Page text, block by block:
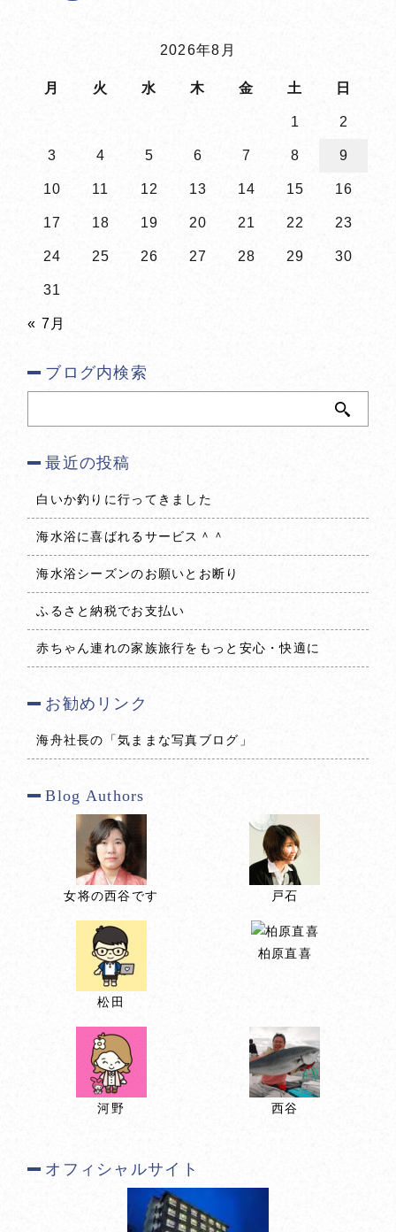
2026年8月
月 火 水 木 金 土 日
1 2
3 4 5 6 7 8 9
10 11 12 13 14 15 16
17 18 19 20 21 22 23
24 25 26 27 28 29 30
31
« 7月
ブログ内検索
最近の投稿
白いか釣りに行ってきました
海水浴に喜ばれるサービス＾＾
海水浴シーズンのお願いとお断り
ふるさと納税でお支払い
赤ちゃん連れの家族旅行をもっと安心・快適に
お勧めリンク
海舟社長の「気ままな写真ブログ」
Blog Authors
女将の西谷です 戸石
松田
柏原直喜
河野 西谷
オフィシャルサイト